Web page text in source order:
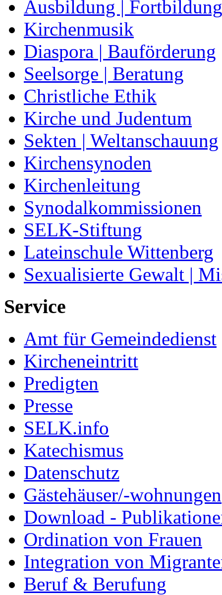
Ausbildung | Fortbildung
Kirchenmusik
Diaspora | Bauförderung
Seelsorge | Beratung
Christliche Ethik
Kirche und Judentum
Sekten | Weltanschauung
Kirchensynoden
Kirchenleitung
Synodalkommissionen
SELK-Stiftung
Lateinschule Wittenberg
Sexualisierte Gewalt |
Service
Amt für Gemeindedienst
Kircheneintritt
Predigten
Presse
SELK.info
Katechismus
Datenschutz
Gästehäuser/-wohnungen
Download -
Ordination von Frauen
Integration von
Beruf & Berufung